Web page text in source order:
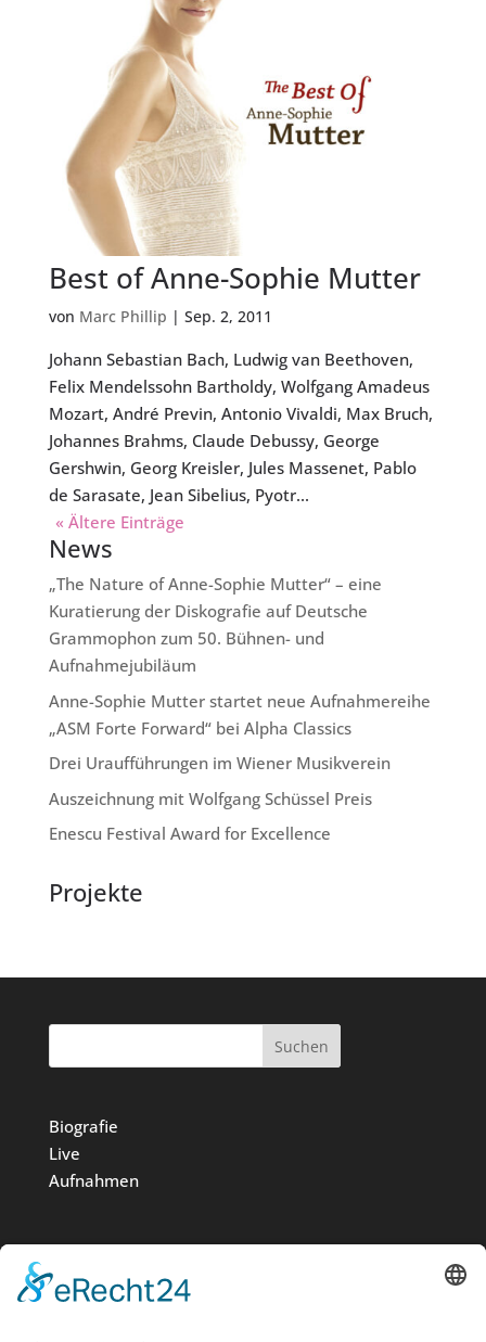
Best of Anne-Sophie Mutter
von Marc Phillip | Sep. 2, 2011
Johann Sebastian Bach, Ludwig van Beethoven,
Felix Mendelssohn Bartholdy, Wolfgang Amadeus
Mozart, André Previn, Antonio Vivaldi, Max Bruch,
Johannes Brahms, Claude Debussy, George
Gershwin, Georg Kreisler, Jules Massenet, Pablo
de Sarasate, Jean Sibelius, Pyotr...
« Ältere Einträge
News
„The Nature of Anne-Sophie Mutter“ – eine
Kuratierung der Diskografie auf Deutsche
Grammophon zum 50. Bühnen- und
Aufnahmejubiläum
Anne-Sophie Mutter startet neue Aufnahmereihe
„ASM Forte Forward“ bei Alpha Classics
Drei Uraufführungen im Wiener Musikverein
Auszeichnung mit Wolfgang Schüssel Preis
Enescu Festival Award for Excellence
Projekte
Suchen
Biografie
Live
Aufnahmen
Medien